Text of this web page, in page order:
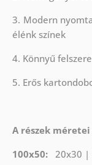
3. Modern
élénk színek
4. Könnyű
5. Erős
A részek
100x50: 20x30 |